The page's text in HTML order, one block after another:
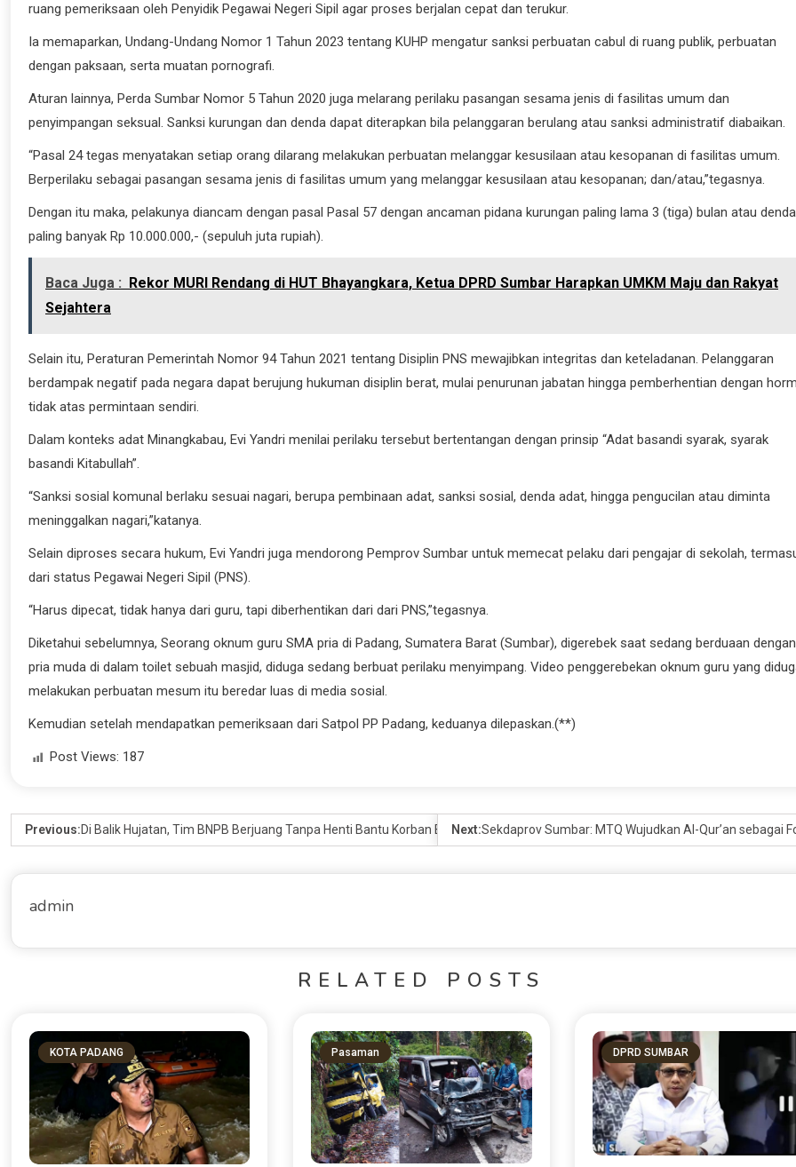
ruang pemeriksaan oleh Penyidik Pegawai Negeri Sipil agar proses berjalan cepat dan terukur.
Ia memaparkan, Undang-Undang Nomor 1 Tahun 2023 tentang KUHP mengatur sanksi perbuatan cabul di ruang publik, perbuatan
dengan paksaan, serta muatan pornografi.
Aturan lainnya, Perda Sumbar Nomor 5 Tahun 2020 juga melarang perilaku pasangan sesama jenis di fasilitas umum dan
penyimpangan seksual. Sanksi kurungan dan denda dapat diterapkan bila pelanggaran berulang atau sanksi administratif diabaikan.
“Pasal 24 tegas menyatakan setiap orang dilarang melakukan perbuatan melanggar kesusilaan atau kesopanan di fasilitas umum.
Berperilaku sebagai pasangan sesama jenis di fasilitas umum yang melanggar kesusilaan atau kesopanan; dan/atau,”tegasnya.
Dengan itu maka, pelakunya diancam dengan pasal Pasal 57 dengan ancaman pidana kurungan paling lama 3 (tiga) bulan atau denda
paling banyak Rp 10.000.000,- (sepuluh juta rupiah).
Baca Juga : Rekor MURI Rendang di HUT Bhayangkara, Ketua DPRD Sumbar Harapkan UMKM Maju dan Rakyat
Sejahtera
Selain itu, Peraturan Pemerintah Nomor 94 Tahun 2021 tentang Disiplin PNS mewajibkan integritas dan keteladanan. Pelanggaran
berdampak negatif pada negara dapat berujung hukuman disiplin berat, mulai penurunan jabatan hingga pemberhentian dengan
tidak atas permintaan sendiri.
Dalam konteks adat Minangkabau, Evi Yandri menilai perilaku tersebut bertentangan dengan prinsip “Adat basandi syarak, syarak
basandi Kitabullah”.
“Sanksi sosial komunal berlaku sesuai nagari, berupa pembinaan adat, sanksi sosial, denda adat, hingga pengucilan atau diminta
meninggalkan nagari,”katanya.
Selain diproses secara hukum, Evi Yandri juga mendorong Pemprov Sumbar untuk memecat pelaku dari pengajar di sekolah,
dari status Pegawai Negeri Sipil (PNS).
“Harus dipecat, tidak hanya dari guru, tapi diberhentikan dari dari PNS,”tegasnya.
Diketahui sebelumnya, Seorang oknum guru SMA pria di Padang, Sumatera Barat (Sumbar), digerebek saat sedang berduaan dengan
pria muda di dalam toilet sebuah masjid, diduga sedang berbuat perilaku menyimpang. Video penggerebekan oknum guru yang
melakukan perbuatan mesum itu beredar luas di media sosial.
Kemudian setelah mendapatkan pemeriksaan dari Satpol PP Padang, keduanya dilepaskan.(**)
Post Views: 187
Previous:Di Balik Hujatan, Tim BNPB Berjuang Tanpa Henti Bantu Korban Bencana
Next:Sekdaprov Sumbar: MTQ Wujudkan Al-Qur’an sebagai
admin
RELATED POSTS
KOTA PADANG Pasaman DPRD SUMBAR